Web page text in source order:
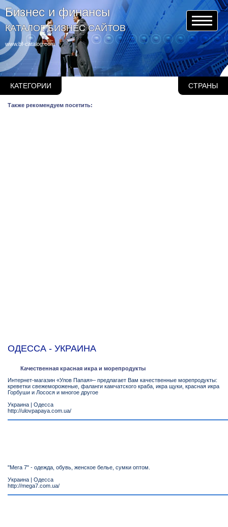
Бизнес и финансы
КАТАЛОГ БИЗНЕС САЙТОВ
www.bf-catalog.com
КАТЕГОРИИ СТРАНЫ
Также рекомендуем посетить:
ОДЕССА - УКРАИНА
Качественная красная икра и морепродукты
Интернет-магазин «Улов Папая»– предлагает Вам качественные морепродукты:
креветки свежемороженые, фаланги камчатского краба, икра щуки, красная икра
Горбуши и Лосося и многое другое
Украина | Одесса
http://ulovpapaya.com.ua/
"Мега 7" - одежда, обувь, женское белье, сумки оптом.
Украина | Одесса
http://mega7.com.ua/